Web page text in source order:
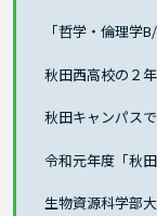
「哲学・倫理学
秋田西高校の２
秋田キャンパス
令和元年度「秋
生物資源科学部